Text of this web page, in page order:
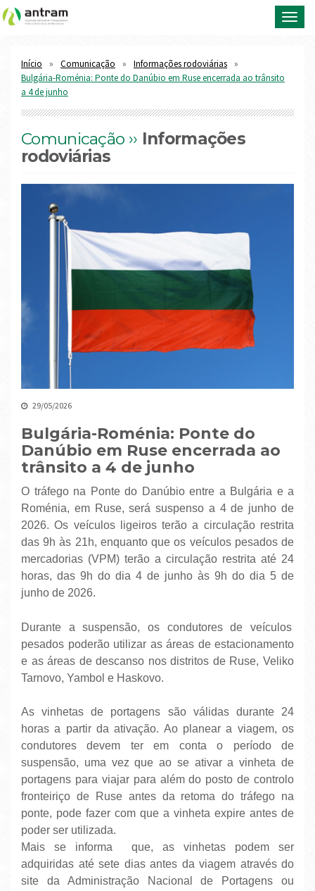
Início Comunicação
Informações rodoviárias
Bulgária-Roménia: Ponte do Danúbio em Ruse encerrada ao trânsito
a 4 de junho
Comunicação ›› Informações
rodoviárias
29/05/2026
Bulgária-Roménia: Ponte do
Danúbio em Ruse encerrada ao
trânsito a 4 de junho
O tráfego na Ponte do Danúbio entre a Bulgária e a
Roménia, em Ruse, será suspenso a 4 de junho de
2026. Os veículos ligeiros terão a circulação restrita
das 9h às 21h, enquanto que os veículos pesados ​​de
mercadorias (VPM) terão a circulação restrita até 24
horas, das 9h do dia 4 de junho às 9h do dia 5 de
junho de 2026.
Durante a suspensão, os condutores de veículos
pesados poderão utilizar as áreas de estacionamento
e as áreas de descanso nos distritos de Ruse, Veliko
Tarnovo, Yambol e Haskovo.
As vinhetas de portagens são válidas durante 24
horas a partir da ativação. Ao planear a viagem, os
condutores devem ter em conta o período de
suspensão, uma vez que ao se ativar a vinheta de
portagens para viajar para além do posto de controlo
fronteiriço de Ruse antes da retoma do tráfego na
ponte, pode fazer com que a vinheta expire antes de
poder ser utilizada.
Mais se informa que, as vinhetas podem ser
adquiridas até sete dias antes da viagem através do
site da Administração Nacional de Portagens ou